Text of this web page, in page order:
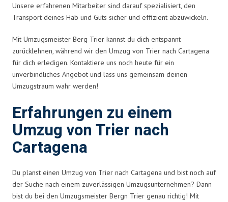
Unsere erfahrenen Mitarbeiter sind darauf spezialisiert, den
Transport deines Hab und Guts sicher und effizient abzuwickeln.
Mit Umzugsmeister Berg Trier kannst du dich entspannt
zurücklehnen, während wir den Umzug von Trier nach Cartagena
für dich erledigen. Kontaktiere uns noch heute für ein
unverbindliches Angebot und lass uns gemeinsam deinen
Umzugstraum wahr werden!
Erfahrungen zu einem
Umzug von Trier nach
Cartagena
Du planst einen Umzug von Trier nach Cartagena und bist noch auf
der Suche nach einem zuverlässigen Umzugsunternehmen? Dann
bist du bei den Umzugsmeister Bergn Trier genau richtig! Mit